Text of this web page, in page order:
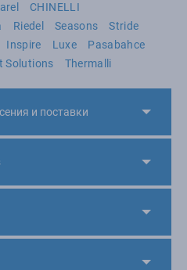
CHINELLI
Riedel Seasons
Stride
Inspire Luxe
Pasabahce
Solutions Thermalli
и поставки